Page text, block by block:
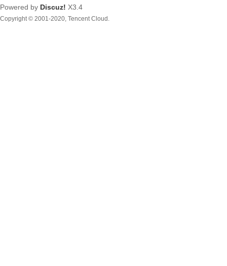
活
Powered by Discuz! X3.4
Copyright © 2001-2020, Tencent Cloud.